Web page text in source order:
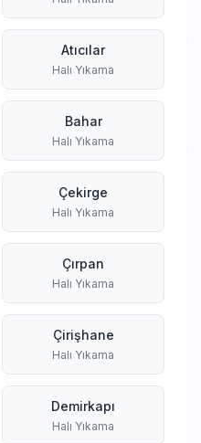
Atıcılar
Halı Yıkama
Bahar
Halı Yıkama
Çekirge
Halı Yıkama
Çırpan
Halı Yıkama
Çirişhane
Halı Yıkama
Demirkapı
Halı Yıkama